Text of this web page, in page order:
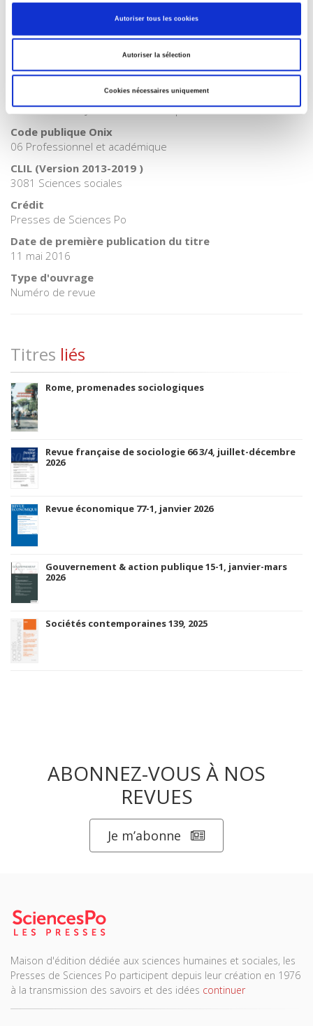
Autoriser tous les cookies
Autoriser la sélection
Cookies nécessaires uniquement
Catégorie (éditeur)
Sociologie
BISAC Subject Heading
SOC000000 SOCIAL SCIENCE > SOC026000 SOCIAL SCIENCE
/ Sociology
BIC subject category (UK)
H Humanities > JFF Social issues & processes
Code publique Onix
06 Professionnel et académique
CLIL (Version 2013-2019 )
3081 Sciences sociales
Crédit
Presses de Sciences Po
Date de première publication du titre
11 mai 2016
Type d'ouvrage
Numéro de revue
Titres liés
Rome, promenades sociologiques
Revue française de sociologie 66 3/4, juillet-décembre
2026
Revue économique 77-1, janvier 2026
Gouvernement & action publique 15-1, janvier-mars
2026
Sociétés contemporaines 139, 2025
ABONNEZ-VOUS À NOS
REVUES
Je m’abonne
Maison d'édition dédiée aux sciences humaines et sociales, les
Presses de Sciences Po participent depuis leur création en 1976
à la transmission des savoirs et des idées continuer